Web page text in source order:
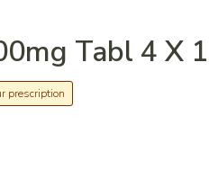
Tabl 4 X
prescription